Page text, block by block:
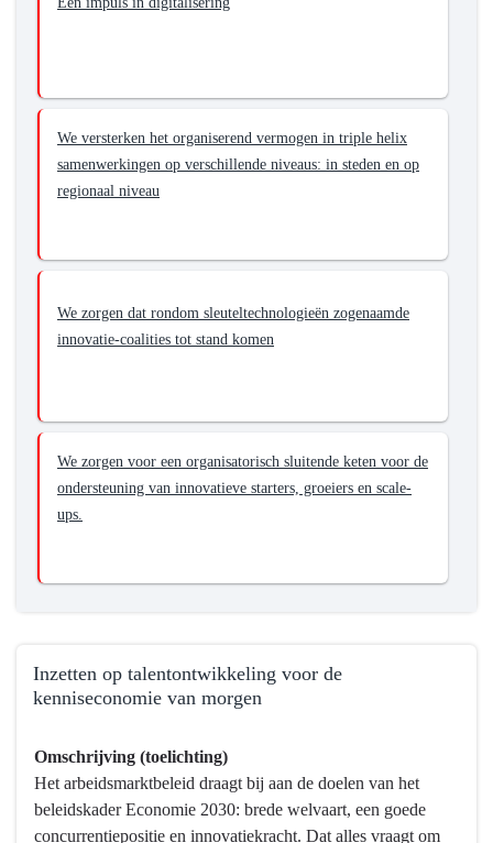
We versterken het organiserend vermogen in triple helix
samenwerkingen op verschillende niveaus: in steden en op
regionaal niveau
We zorgen dat rondom sleuteltechnologieën zogenaamde
innovatie-coalities tot stand komen
We zorgen voor een organisatorisch sluitende keten voor de
ondersteuning van innovatieve starters, groeiers en scale-
ups.
Inzetten op talentontwikkeling voor de
kenniseconomie van morgen
naar
navigatie
Omschrijving (toelichting)
Het arbeidsmarktbeleid draagt bij aan de doelen van het
beleidskader Economie 2030: brede welvaart, een goede
concurrentiepositie en innovatiekracht. Dat alles vraagt om